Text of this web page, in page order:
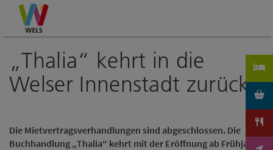
Zum Inhalt
Zur Navigation
Zum Seitenanfang
„Thalia“ kehrt in die
Welser Innenstadt zurück
Die Mietvertragsverhandlungen sind abgeschlossen. Die
Buchhandlung „Thalia“ kehrt mit der Eröffnung ab Frühjahr